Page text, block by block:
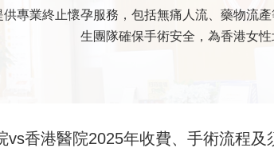
專業終止懷孕服務，包括無痛人流、藥物流
生團隊確保手術安全，為香港女
vs香港醫院2025年收費、手術流程及